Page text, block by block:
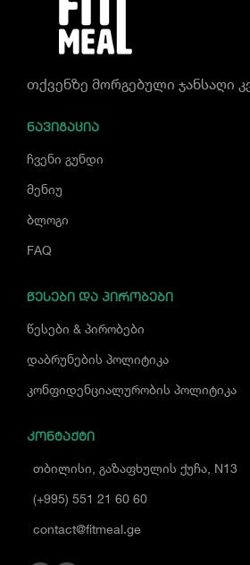
თქვენზე მორგებული ჯანსაღი
ᲜᲐᲕᲘᲒᲐᲪᲘᲐ
ჩვენი გუნდი
მენიუ
ბლოგი
FAQ
ᲬᲔᲡᲔᲑᲘ ᲓᲐ ᲞᲘᲠᲝᲑᲔᲑᲘ
წესები & პირობები
დაბრუნების პოლიტიკა
კონფიდენციალურობის პოლიტიკა
ᲙᲝᲜᲢᲐᲥᲢᲘ
თბილისი, გაზაფხულის ქუჩა, N13
(+995) 551 21 60 60
contact@fitmeal.ge